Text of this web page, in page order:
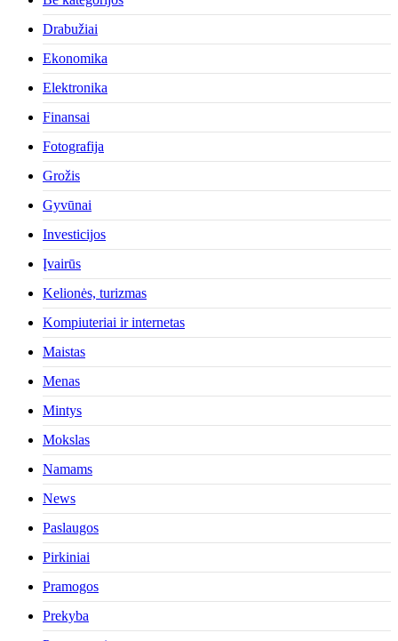
Drabužiai
Ekonomika
Elektronika
Finansai
Fotografija
Grožis
Gyvūnai
Investicijos
Įvairūs
Kelionės, turizmas
Kompiuteriai ir internetas
Maistas
Menas
Mintys
Mokslas
Namams
News
Paslaugos
Pirkiniai
Pramogos
Prekyba